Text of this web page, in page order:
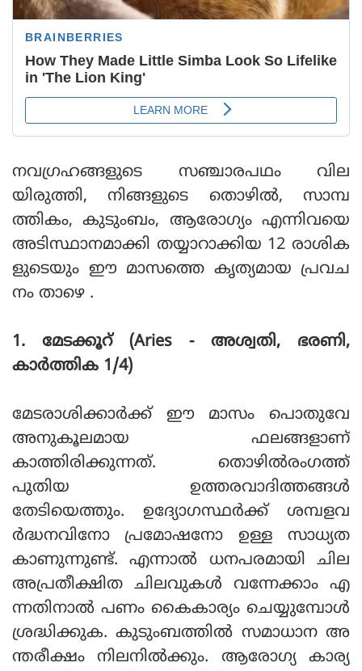
നവഗ്രഹങ്ങളുടെ സഞ്ചാരപഥം വില
യിരുത്തി, നിങ്ങളുടെ തൊഴില്‍, സാമ്പ
ത്തികം, കുടുംബം, ആരോഗ്യം എന്നിവയെ
അടിസ്ഥാനമാക്കി തയ്യാറാക്കിയ 12 രാശിക
ളുടെയും ഈ മാസത്തെ കൃത്യമായ പ്രവച
നം താഴെ .
1. മേടക്കൂറ് (Aries - അശ്വതി, ഭരണി,
കാര്‍ത്തിക 1/4)
മേടരാശിക്കാര്‍ക്ക് ഈ മാസം പൊതുവേ
അനുകൂലമായ ഫലങ്ങളാണ്
കാത്തിരിക്കുന്നത്. തൊഴില്‍രംഗത്ത്
പുതിയ ഉത്തരവാദിത്തങ്ങള്‍
തേടിയെത്തും. ഉദ്യോഗസ്ഥര്‍ക്ക് ശമ്പളവ
ര്‍ദ്ധനവിനോ പ്രമോഷനോ ഉള്ള സാധ്യത
കാണുന്നുണ്ട്. എന്നാല്‍ ധനപരമായി ചില
അപ്രതീക്ഷിത ചിലവുകള്‍ വന്നേക്കാം എ
ന്നതിനാല്‍ പണം കൈകാര്യം ചെയ്യുമ്പോള്‍
ശ്രദ്ധിക്കുക. കുടുംബത്തില്‍ സമാധാന അ
ന്തരീക്ഷം നിലനില്‍ക്കും. ആരോഗ്യ കാര്യ